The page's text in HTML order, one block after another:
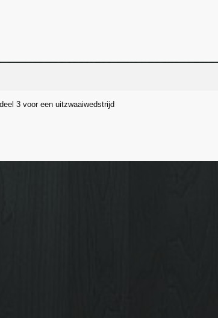
3 voor een uitzwaaiwedstrijd